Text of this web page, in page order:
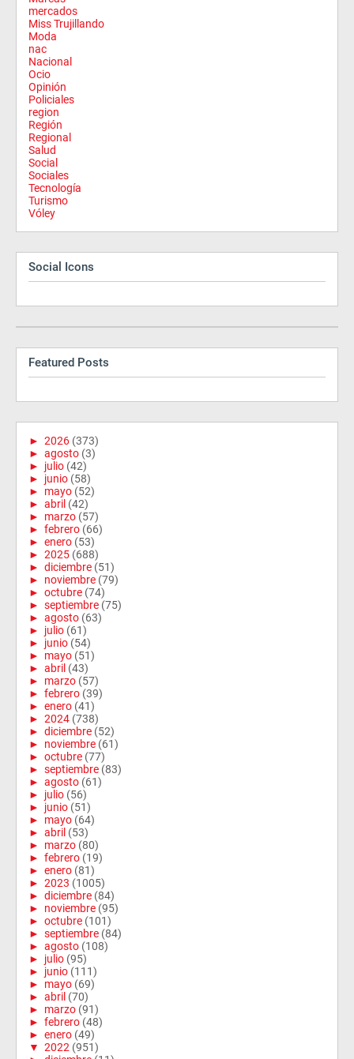
mercados
Miss Trujillando
Moda
nac
Nacional
Ocio
Opinión
Policiales
region
Región
Regional
Salud
Social
Sociales
Tecnología
Turismo
Vóley
Social Icons
Featured Posts
► 2026 (373)
► agosto (3)
► julio (42)
► junio (58)
► mayo (52)
► abril (42)
► marzo (57)
► febrero (66)
► enero (53)
► 2025 (688)
► diciembre (51)
► noviembre (79)
► octubre (74)
► septiembre (75)
► agosto (63)
► julio (61)
► junio (54)
► mayo (51)
► abril (43)
► marzo (57)
► febrero (39)
► enero (41)
► 2024 (738)
► diciembre (52)
► noviembre (61)
► octubre (77)
► septiembre (83)
► agosto (61)
► julio (56)
► junio (51)
► mayo (64)
► abril (53)
► marzo (80)
► febrero (19)
► enero (81)
► 2023 (1005)
► diciembre (84)
► noviembre (95)
► octubre (101)
► septiembre (84)
► agosto (108)
► julio (95)
► junio (111)
► mayo (69)
► abril (70)
► marzo (91)
► febrero (48)
► enero (49)
▼ 2022 (951)